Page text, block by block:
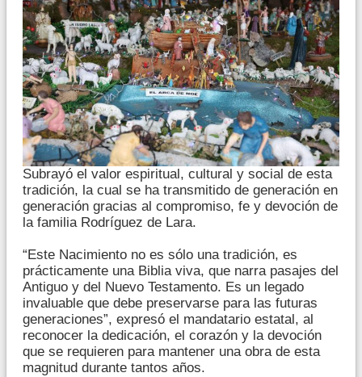
Subrayó el valor espiritual, cultural y social de esta
tradición, la cual se ha transmitido de generación en
generación gracias al compromiso, fe y devoción de
la familia Rodríguez de Lara.
“Este Nacimiento no es sólo una tradición, es
prácticamente una Biblia viva, que narra pasajes del
Antiguo y del Nuevo Testamento. Es un legado
invaluable que debe preservarse para las futuras
generaciones”, expresó el mandatario estatal, al
reconocer la dedicación, el corazón y la devoción
que se requieren para mantener una obra de esta
magnitud durante tantos años.